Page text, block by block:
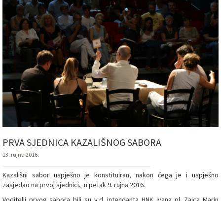
PRVA SJEDNICA KAZALIŠNOG SABORA
13. rujna 2016.
Kazališni sabor uspješno je konstituiran, nakon čega je i uspješno
zasjedao na prvoj sjednici, u petak 9. rujna 2016.